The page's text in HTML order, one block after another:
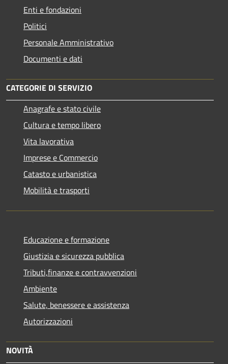
Enti e fondazioni
Politici
Personale Amministrativo
Documenti e dati
CATEGORIE DI SERVIZIO
Anagrafe e stato civile
Cultura e tempo libero
Vita lavorativa
Imprese e Commercio
Catasto e urbanistica
Mobilità e trasporti
Educazione e formazione
Giustizia e sicurezza pubblica
Tributi,finanze e contravvenzioni
Ambiente
Salute, benessere e assistenza
Autorizzazioni
NOVITÀ